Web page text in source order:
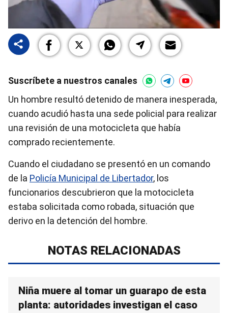
Suscríbete a nuestros canales
Un hombre resultó detenido de manera inesperada,
cuando acudió hasta una sede policial para realizar
una revisión de una motocicleta que había
comprado recientemente.
Cuando el ciudadano se presentó en un comando
de la Policía Municipal de Libertador, los
funcionarios descubrieron que la motocicleta
estaba solicitada como robada, situación que
derivo en la detención del hombre.
NOTAS RELACIONADAS
Niña muere al tomar un guarapo de esta
planta: autoridades investigan el caso